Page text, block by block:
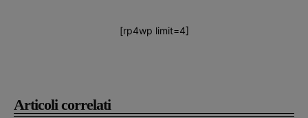
Articoli correlati
[rp4wp limit=4]